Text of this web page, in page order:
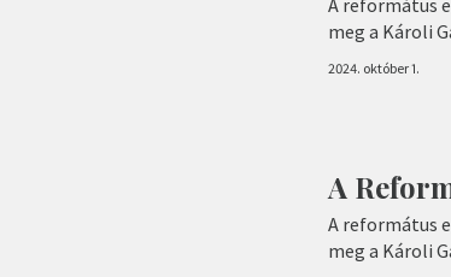
A református
meg a Károli
2024. október 1.
A
A református
meg a Károli